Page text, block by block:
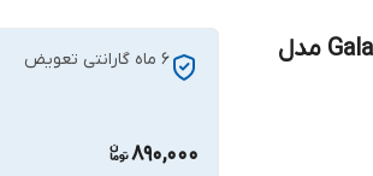
باتری اورجینال شرکتی سامسونگ Galaxy Mega i9200 مدل
۶ ماه گارانتی تعویض
890,000